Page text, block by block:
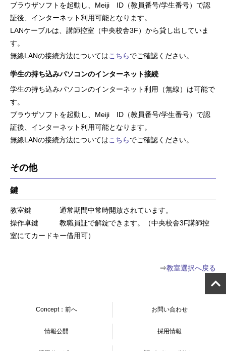
ブラウザソフトを起動し、Meiji ID（教員番号/学生番号）で認
証後、インターネット利用可能となります。
LANケーブルは、講師控室（中央校舎3F）から貸し出していま
す。
無線LANの接続方法についてはこちらでご確認ください。
学生の持ち込みパソコンのインターネット接続
学生の持ち込みパソコンのインターネット利用（無線）は可能で
す。
ブラウザソフトを起動し、Meiji ID（教員番号/学生番号）で認
証後、インターネット利用可能となります。
無線LANの接続方法についてはこちらでご確認ください。
その他
鍵
教室鍵 通常期間中常時開放されています。
操作卓鍵 教職員証で解錠できます。（中央校舎3F講師控
室にてカードキー借用可）
⇒教室選択へ戻る
Concept：前へ お問い合わせ
情報公開 採用情報